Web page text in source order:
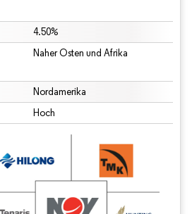
4.50%
Naher Osten und Afrika
Nordamerika
Hoch